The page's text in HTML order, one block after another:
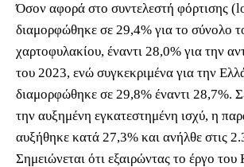
Όσον αφορά στο συντελεστή φόρτισης
διαμορφώθηκε σε 29,4% για το σύνολο
χαρτοφυλακίου, έναντι 28,0% για την
του 2023, ενώ συγκεκριμένα για την
διαμορφώθηκε σε 29,8% έναντι 28,7%.
την αυξημένη εγκατεστημένη ισχύ, η
αυξήθηκε κατά 27,3% και ανήλθε στις
Σημειώνεται ότι εξαιρώντας το έργο